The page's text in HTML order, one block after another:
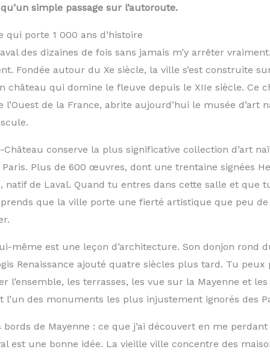
simple passage sur l’autoroute.
qui porte 1 000 ans d’histoire
des dizaines de fois sans jamais m’y arrêter
Fondée autour du Xe siècle, la ville s’est construite
château qui domine le fleuve depuis le XIIe siècle. Ce
l’Ouest de la France, abrite aujourd’hui le musée d’art
conserve la plus significative collection d’art
Paris. Plus de 600 œuvres, dont une trentaine signées
natif de Laval. Quand tu entres dans cette salle et que
que la ville porte une fierté artistique que peu
même est une leçon d’architecture. Son donjon rond
Renaissance ajouté quatre siècles plus tard. Tu peux
l’ensemble, les terrasses, les vue sur la Mayenne et
l’un des monuments les plus injustement ignorés des
de Mayenne : ce que j’ai découvert en me perdant
est une bonne idée. La vieille ville concentre des